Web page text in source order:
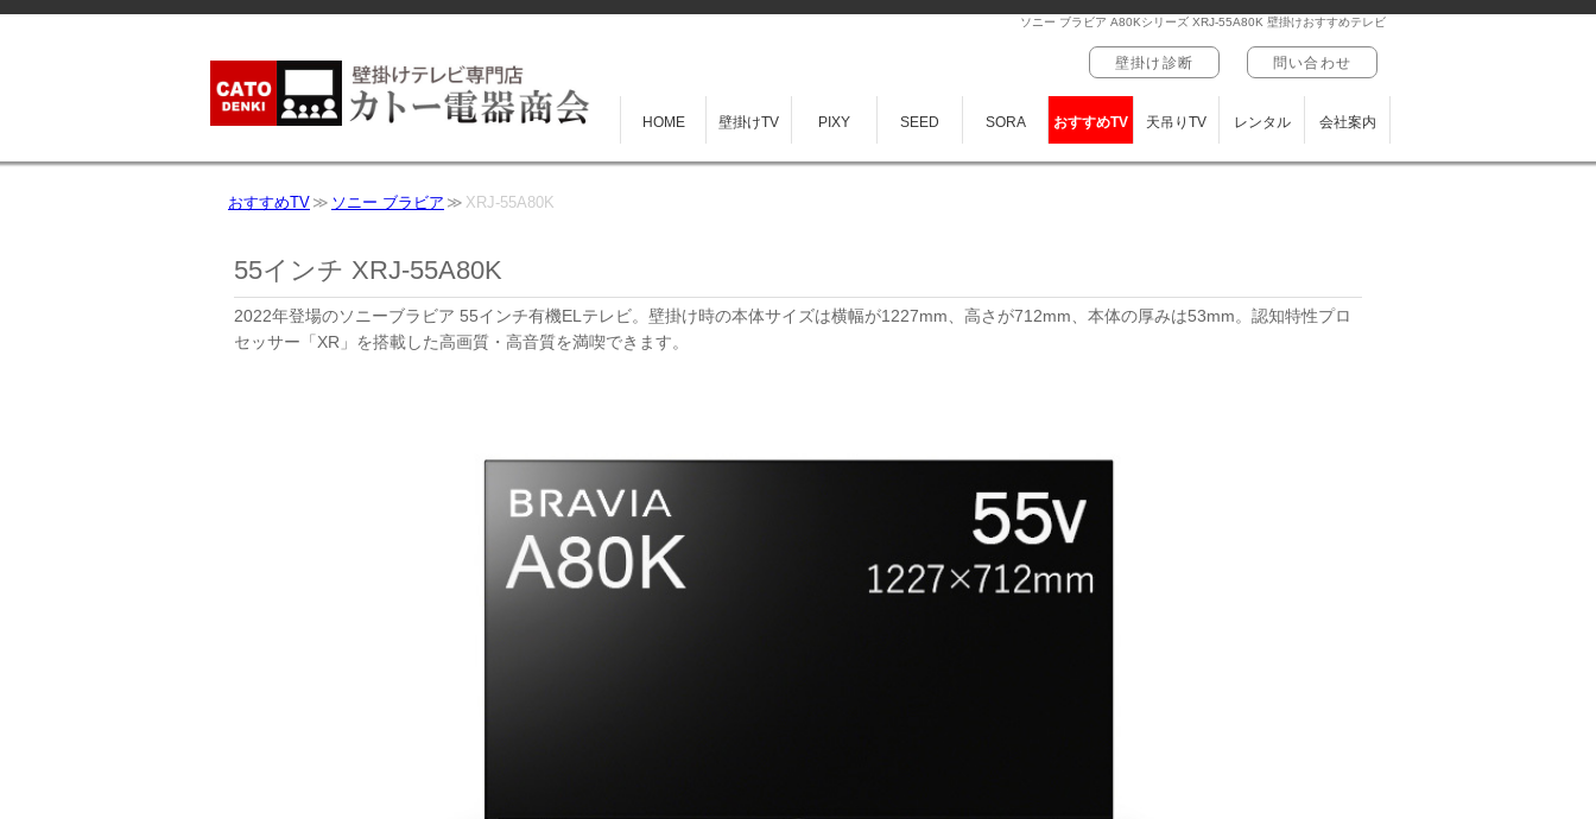
ソニー ブラビア A80Kシリーズ XRJ-55A80K 壁掛けおすすめテレビ
壁掛け診断 問い合わせ
HOME 壁掛けTV PIXY SEED SORA おすすめTV 天吊りTV レンタル 会社案内
おすすめTV ソニー ブラビア XRJ-55A80K
55インチ XRJ-55A80K
2022年登場のソニーブラビア 55インチ有機ELテレビ。壁掛け時の本体サイズは横幅が1227mm、高さが712mm、本体の厚みは53mm。認知特性プロ
セッサー「XR」を搭載した高画質・高音質を満喫できます。